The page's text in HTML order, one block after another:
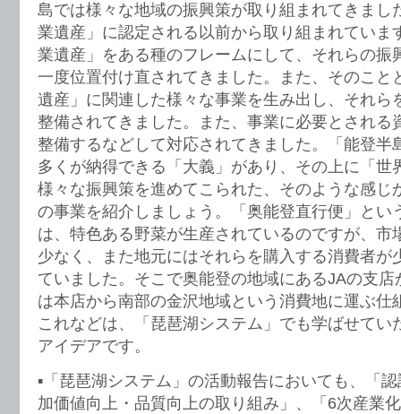
島では様々な地域の振興策が取り組まれてきまし
業遺産」に認定される以前から取り組まれていま
業遺産」をある種のフレームにして、それらの振
一度位置付け直されてきました。また、そのこと
遺産」に関連した様々な事業を生み出し、それら
整備されてきました。また、事業に必要とされる
整備するなどして対応されてきました。「能登半
多くが納得できる「大義」があり、その上に「世
様々な振興策を進めてこられた、そのような感じ
の事業を紹介しましょう。「奥能登直行便」とい
は、特色ある野菜が生産されているのですが、市
少なく、また地元にはそれらを購入する消費者が
ていました。そこで奥能登の地域にあるJAの支
は本店から南部の金沢地域という消費地に運ぶ仕
これなどは、「琵琶湖システム」でも学ばせてい
アイデアです。
▪️「琵琶湖システム」の活動報告においても、「
加価値向上・品質向上の取り組み」、「6次産業